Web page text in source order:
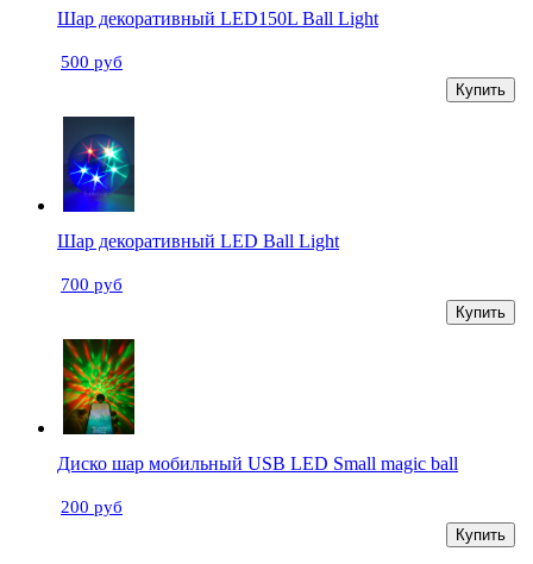
Шар декоративный LED150L Ball Light
500 руб
Купить
Шар декоративный LED Ball Light
700 руб
Купить
Диско шар мобильный USB LED Small magic ball
200 руб
Купить